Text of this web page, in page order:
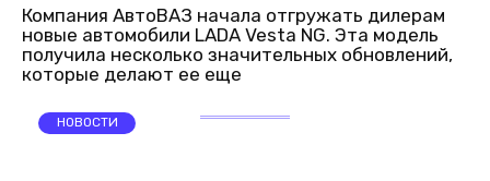
Компания АвтоВАЗ начала отгружать дилерам
новые автомобили LADA Vesta NG. Эта модель
получила несколько значительных обновлений,
которые делают ее еще
НОВОСТИ